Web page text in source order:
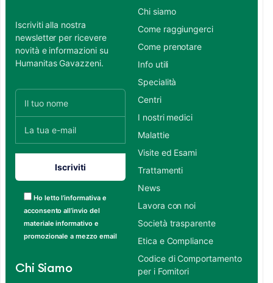
Iscriviti alla nostra
newsletter per ricevere
novità e informazioni su
Humanitas Gavazzeni.
Ho letto l’informativa e
acconsento all’invio del
materiale informativo e
promozionale a mezzo email
Chi Siamo
Chi siamo
Come raggiungerci
Come prenotare
Info utili
Specialità
Centri
I nostri medici
Malattie
Visite ed Esami
Trattamenti
News
Lavora con noi
Società trasparente
Etica e Compliance
Codice di Comportamento
per i Fornitori